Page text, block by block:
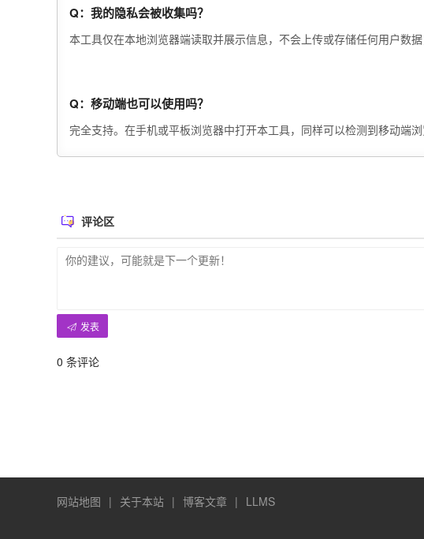
Q：我的隐私会被收集吗？
本工具仅在本地浏览器端读取并展示信息，不会上传或存储任何用户数据
Q：移动端也可以使用吗？
完全支持。在手机或平板浏览器中打开本工具，同样可以检测到移动端浏
评论区
发表
0 条评论
网站地图 | 关于本站 | 博客文章 | LLMS